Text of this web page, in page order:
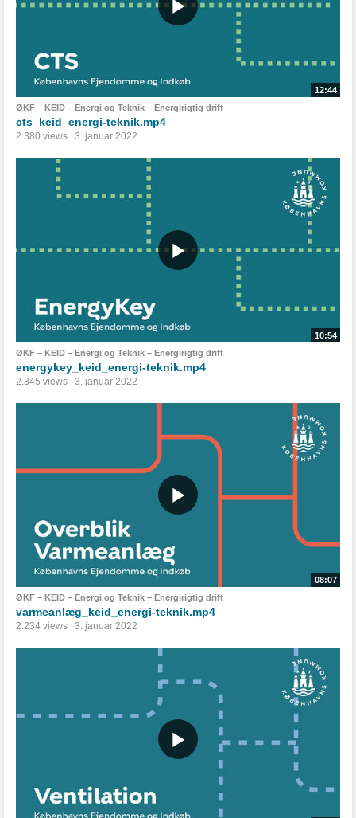
12:44
ØKF – KEID – Energi og Teknik – Energirigtig drift
cts_keid_energi-teknik.mp4
2.380 views 3. januar 2022
10:54
ØKF – KEID – Energi og Teknik – Energirigtig drift
energykey_keid_energi-teknik.mp4
2.345 views 3. januar 2022
08:07
ØKF – KEID – Energi og Teknik – Energirigtig drift
varmeanlæg_keid_energi-teknik.mp4
2.234 views 3. januar 2022